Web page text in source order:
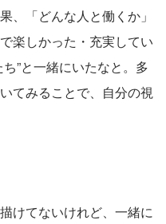
、「どんな人と働くか」
楽しかった・充実してい
”と一緒にいたなと。多
てみることで、自分の視
けてないけれど、一緒に